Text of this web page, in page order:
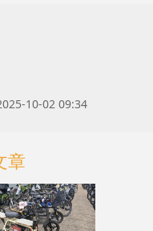
10-02 09:34
章